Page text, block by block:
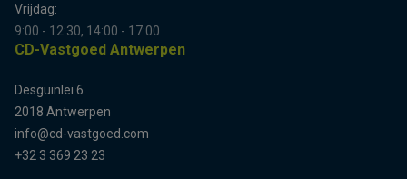
Vrijdag:
9:00 - 12:30, 14:00 - 17:00
CD-Vastgoed Antwerpen
Desguinlei 6
2018 Antwerpen
info@cd-vastgoed.com
+32 3 369 23 23